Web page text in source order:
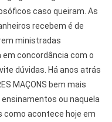
caso queiram. As
recebem é de
ministradas
concordância com o
dúvidas. Há anos atrás
MAÇONS bem mais
ou naquela
como acontece hoje em